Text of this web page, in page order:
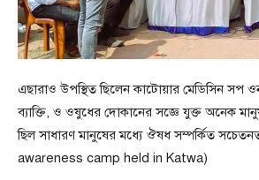
এছারাও উপস্থিত ছিলেন কাটোয়ার মেডিসিন সপ
ব্যাক্তি, ও ওষুধের দোকানের সজ্ঞে যুক্ত অনেক
ছিল সাধারণ মানুষের মধ্যে ঔষধ সম্পর্কিত
awareness camp held in Katwa)